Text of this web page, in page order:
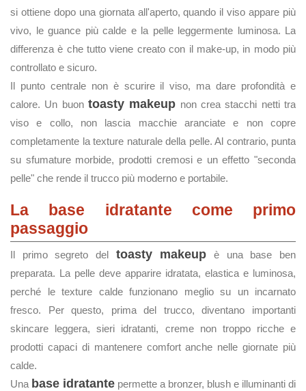
si ottiene dopo una giornata all'aperto, quando il viso appare più
vivo, le guance più calde e la pelle leggermente luminosa. La
differenza è che tutto viene creato con il make-up, in modo più
controllato e sicuro.
Il punto centrale non è scurire il viso, ma dare profondità e
calore. Un buon toasty makeup non crea stacchi netti tra
viso e collo, non lascia macchie aranciate e non copre
completamente la texture naturale della pelle. Al contrario, punta
su sfumature morbide, prodotti cremosi e un effetto "seconda
pelle" che rende il trucco più moderno e portabile.
La base idratante come primo
passaggio
Il primo segreto del toasty makeup è una base ben
preparata. La pelle deve apparire idratata, elastica e luminosa,
perché le texture calde funzionano meglio su un incarnato
fresco. Per questo, prima del trucco, diventano importanti
skincare leggera, sieri idratanti, creme non troppo ricche e
prodotti capaci di mantenere comfort anche nelle giornate più
calde.
Una base idratante permette a bronzer, blush e illuminanti di